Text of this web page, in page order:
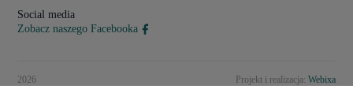
Social media
Zobacz naszego Facebooka
2026 Projekt i realizacja: Webixa